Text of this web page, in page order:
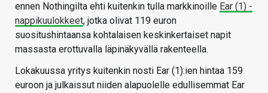
ennen Nothingilta ehti kuitenkin tulla markkinoille Ear (1) -
nappikuulokkeet, jotka olivat 119 euron
suositushintaansa kohtalaisen keskinkertaiset napit
massasta erottuvalla läpinäkyvällä rakenteella.
Lokakuussa yritys kuitenkin nosti Ear (1):ien hintaa 159
euroon ja julkaissut niiden alapuolelle edullisemmat Ear